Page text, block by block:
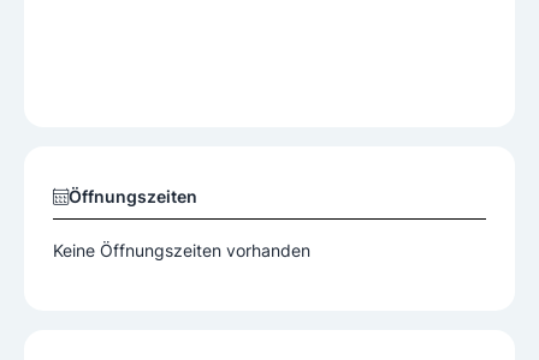
Öffnungszeiten
Keine Öffnungszeiten vorhanden